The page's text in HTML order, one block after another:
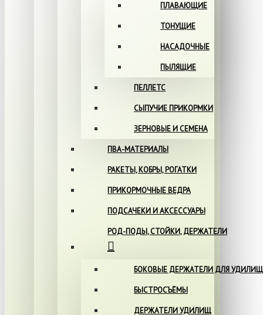
ПЛАВАЮЩИЕ
ТОНУЩИЕ
НАСАДОЧНЫЕ
ПЫЛЯЩИЕ
ПЕЛЛЕТС
СЫПУЧИЕ ПРИКОРМКИ
ЗЕРНОВЫЕ И СЕМЕНА
ПВА-МАТЕРИАЛЫ
РАКЕТЫ, КОБРЫ, РОГАТКИ
ПРИКОРМОЧНЫЕ ВЕДРА
ПОДСАЧЕКИ И АКСЕССУАРЫ
РОД-ПОДЫ, СТОЙКИ, ДЕРЖАТЕЛИ
БОКОВЫЕ ДЕРЖАТЕЛИ ДЛЯ УДИЛИЩ
БЫСТРОСЪЁМЫ
ДЕРЖАТЕЛИ УДИЛИЩ